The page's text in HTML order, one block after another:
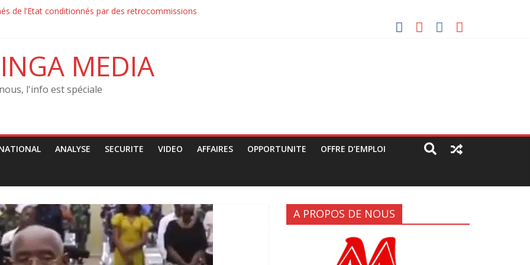
de l’Etat conditionnés par des retrocommissions‎‎
Force du Progrès et la Police ont échangé des jets de pierre avec les manifestants de C64 (rapport JPC/CENCO)
Le MRJCO de John Mbaya tacle la CENCO : « Une ingérence politique déguisée »
MEDIA
l'info est spéciale
ANALYSE SECURITE VIDEO AFFAIRES OPPORTUNITE OFFRE D’EMPLOI
A PROPOS DE NOUS